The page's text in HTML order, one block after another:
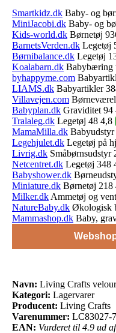
Smartkidz.dk Baby- og
MiniJacobi.dk Baby- og
Kids-world.dk Børnetøj
BarnetsVerden.dk Legetøj
Børnibalance.dk Legetøj
Koalabarn.dk Babybæring
byhappyme.com
LIAMS.dk Babyartikler
Villavejen.com
Babyplan.dk Graviditet 94
Tralaleg.dk Legetøj 48 4,8
MamaMilla.dk
Legehjulet.dk Legetøj på
Livrig.dk Småbørnsudstyr
Netcentret.dk Legetøj 348
Babyshower.dk
Miniature.dk Børnetøj 218
Milker.dk Ammetøj og
NatureBaby.dk Økologisk
Mammashop.dk Baby,
Navn: Living Crafts
Kategori: Lagervarer
Producent: Living Crafts
Varenummer: LC83027-
EAN: Vurderet til 4.9 ud